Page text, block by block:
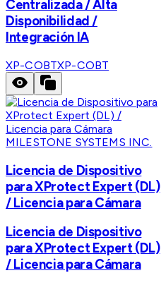
Centralizada / Alta
Disponibilidad /
Integración IA
XP-COBTXP-COBT
MILESTONE SYSTEMS INC.
Licencia de Dispositivo
para XProtect Expert (DL)
/ Licencia para Cámara
Licencia de Dispositivo
para XProtect Expert (DL)
/ Licencia para Cámara